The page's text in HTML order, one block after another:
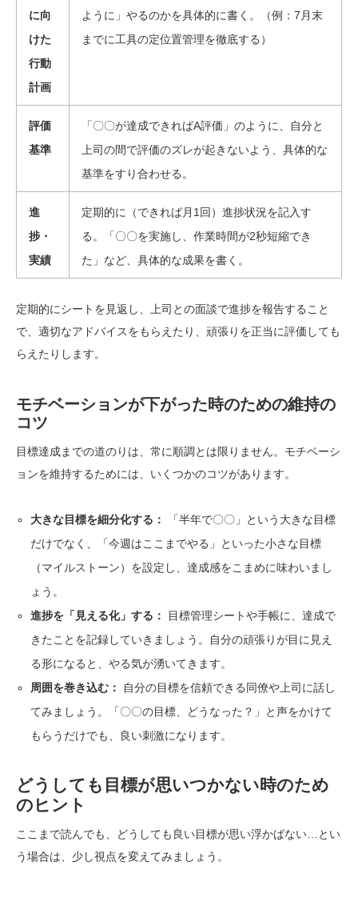
に向
けた
行動
計画
ように」やるのかを具体的に書く。（例：7月末
までに工具の定位置管理を徹底する）
評価
基準
「〇〇が達成できればA評価」のように、自分と
上司の間で評価のズレが起きないよう、具体的な
基準をすり合わせる。
進
捗・
実績
定期的に（できれば月1回）進捗状況を記入す
る。「〇〇を実施し、作業時間が2秒短縮でき
た」など、具体的な成果を書く。
定期的にシートを見返し、上司との面談で進捗を報告すること
で、適切なアドバイスをもらえたり、頑張りを正当に評価しても
らえたりします。
モチベーションが下がった時のための維持の
コツ
目標達成までの道のりは、常に順調とは限りません。モチベーシ
ョンを維持するためには、いくつかのコツがあります。
大きな目標を細分化する：
「半年で〇〇」という大きな目標
だけでなく、「今週はここまでやる」といった小さな目標
（マイルストーン）を設定し、達成感をこまめに味わいまし
ょう。
進捗を「見える化」する：
目標管理シートや手帳に、達成で
きたことを記録していきましょう。自分の頑張りが目に見え
る形になると、やる気が湧いてきます。
周囲を巻き込む：
自分の目標を信頼できる同僚や上司に話し
てみましょう。「〇〇の目標、どうなった？」と声をかけて
もらうだけでも、良い刺激になります。
どうしても目標が思いつかない時のため
のヒント
ここまで読んでも、どうしても良い目標が思い浮かばない…とい
う場合は、少し視点を変えてみましょう。